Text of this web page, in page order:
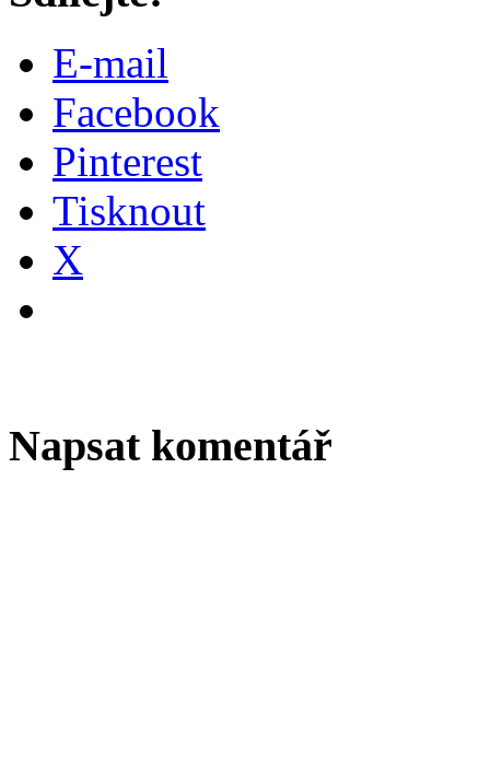
E-mail
Facebook
Pinterest
Tisknout
X
Napsat komentář